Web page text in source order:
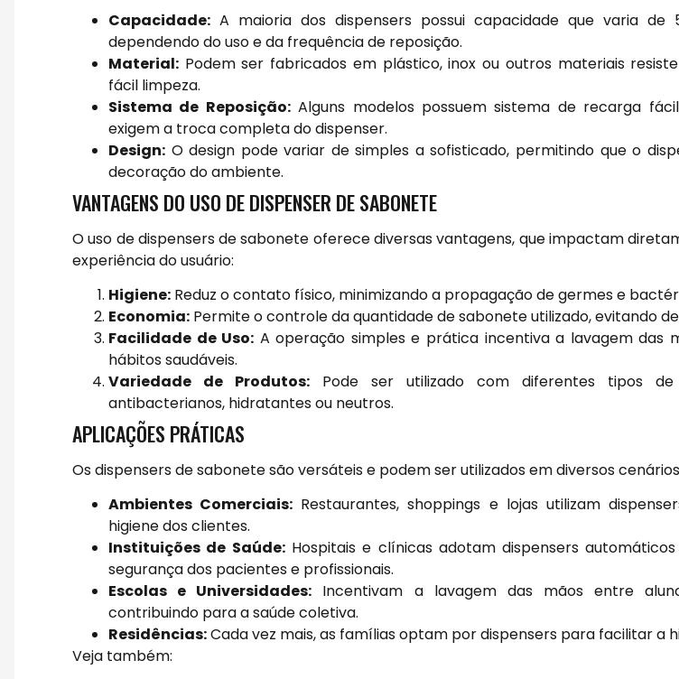
Capacidade: A maioria dos dispensers possui capacidade que varia
dependendo do uso e da frequência de reposição.
Material: Podem ser fabricados em plástico, inox ou outros materiais
fácil limpeza.
Sistema de Reposição:Alguns modelos possuem sistema de recarga
exigem a troca completa do dispenser.
Design: O design pode variar de simples a sofisticado, permitindo que o
decoração do ambiente.
VANTAGENS DO USO DE DISPENSER DE SABONETE
O uso de dispensers de sabonete oferece diversas vantagens, que impactam
experiência do usuário:
Higiene: Reduz o contato físico, minimizando a propagação de germes e
Economia: Permite o controle da quantidade de sabonete utilizado, evitando
Facilidade de Uso: A operação simples e prática incentiva a lavagem das
hábitos saudáveis.
Variedade de Produtos:Pode ser utilizado com diferentes tipos de
antibacterianos, hidratantes ou neutros.
APLICAÇÕES PRÁTICAS
Os dispensers de sabonete são versáteis e podem ser utilizados em diversos
Ambientes Comerciais: Restaurantes, shoppings e lojas utilizam
higiene dos clientes.
Instituições de Saúde:Hospitais e clínicas adotam dispensers
segurança dos pacientes e profissionais.
Escolas e Universidades: Incentivam a lavagem das mãos entre
contribuindo para a saúde coletiva.
Residências:Cada vez mais, as famílias optam por dispensers para facilitar a
Veja também: